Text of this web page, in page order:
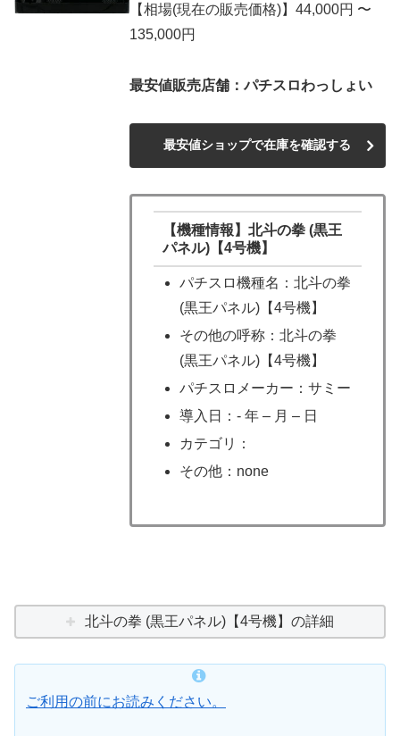
【相場(現在の販売価格)】44,000円 〜
135,000円
最安値販売店舗：パチスロわっしょい
最安値ショップで在庫を確認する
【機種情報】北斗の拳 (黒王
パネル)【4号機】
パチスロ機種名：北斗の拳
(黒王パネル)【4号機】
その他の呼称：北斗の拳
(黒王パネル)【4号機】
パチスロメーカー：サミー
導入日：- 年 – 月 – 日
カテゴリ：
その他：none
北斗の拳 (黒王パネル)【4号機】の詳細
ご利用の前にお読みください。